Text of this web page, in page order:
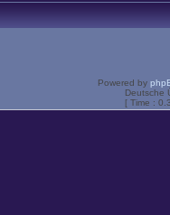
Powered by
Deutsche
[ Time :